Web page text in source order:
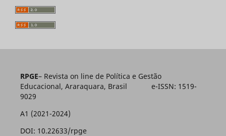
RPGE– Revista on line de Política e Gestão
Educacional, Araraquara, Brasil e-ISSN: 1519-
9029
A1 (2021-2024)
DOI: 10.22633/rpge